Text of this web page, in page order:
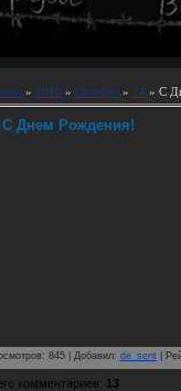
» 2018 » Октябрь » 24 » С
С Днем Рождения!
: 845 Добавил: de_sent
комментариев: 13